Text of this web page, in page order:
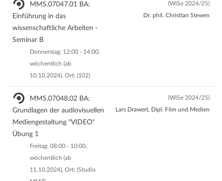
MMS.07047.01 BA:
Einführung in das
wissenschaftliche Arbeiten -
Seminar B
Donnerstag: 12:00 - 14:00,
wöchentlich (ab
10.10.2024), Ort: (102)
(WiSe 2024/25)
Dr. phil. Christian Stewen
MMS.07048.02 BA:
Grundlagen der audiovisuellen
Mediengestaltung "VIDEO"
Übung 1
Freitag: 08:00 - 10:00,
wöchentlich (ab
11.10.2024), Ort: (Studio
(WiSe 2024/25)
Lars Drawert, Dipl. Film und Medien